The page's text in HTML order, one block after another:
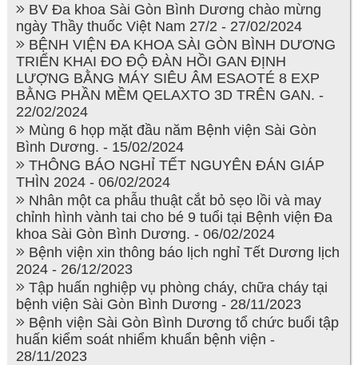
BV Đa khoa Sài Gòn Bình Dương chào mừng
ngày Thầy thuốc Việt Nam 27/2 - 27/02/2024
BỆNH VIỆN ĐA KHOA SÀI GÒN BÌNH DƯƠNG
TRIỂN KHAI ĐO ĐỘ ĐÀN HỒI GAN ĐỊNH
LƯỢNG BẰNG MÁY SIÊU ÂM ESAOTÉ 8 EXP
BẰNG PHẦN MỀM QELAXTO 3D TRÊN GAN. -
22/02/2024
Mùng 6 họp mặt đầu năm Bệnh viện Sài Gòn
Bình Dương. - 15/02/2024
THÔNG BÁO NGHỈ TẾT NGUYÊN ĐÁN GIÁP
THÌN 2024 - 06/02/2024
Nhân một ca phẫu thuật cắt bỏ sẹo lồi và may
chỉnh hình vành tai cho bé 9 tuổi tại Bệnh viện Đa
khoa Sài Gòn Bình Dương. - 06/02/2024
Bệnh viện xin thông báo lịch nghỉ Tết Dương lịch
2024 - 26/12/2023
Tập huấn nghiệp vụ phòng cháy, chữa cháy tại
bệnh viện Sài Gòn Bình Dương - 28/11/2023
Bệnh viện Sài Gòn Bình Dương tổ chức buổi tập
huấn kiểm soát nhiểm khuẩn bệnh viện -
28/11/2023